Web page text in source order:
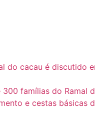
do cacau é discutido
300 famílias do Ramal
e cestas básicas